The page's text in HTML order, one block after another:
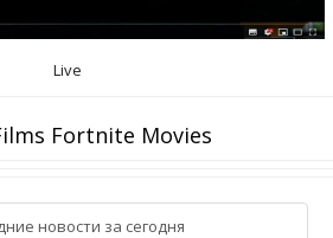
Live
Fortnite Movies
новости за сегодня